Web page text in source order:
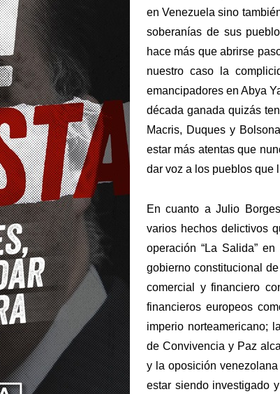
en Venezuela sino
soberanías de sus
hace más que abrirse
nuestro caso la
emancipadores en Abya
década ganada quizás
Macris, Duques y
estar más atentas que
dar voz a los pueblos que
En cuanto a Julio
varios hechos delictivos
operación “La Salida”
gobierno constitucional
comercial y financiero
financieros europeos
imperio norteamericano;
de Convivencia y Paz
y la oposición
estar siendo investigado